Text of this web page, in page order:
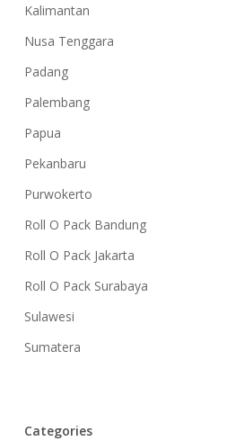
Kalimantan
Nusa Tenggara
Padang
Palembang
Papua
Pekanbaru
Purwokerto
Roll O Pack Bandung
Roll O Pack Jakarta
Roll O Pack Surabaya
Sulawesi
Sumatera
Categories